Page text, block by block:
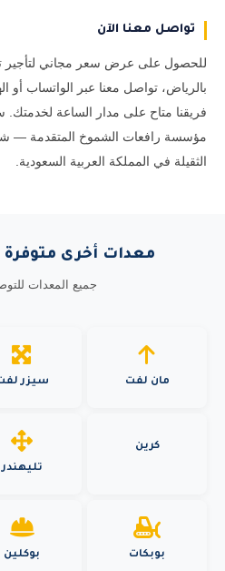
تواصل معنا الآن
للحصول على عرض سعر مجاني لتأجير
مؤسسة رافعات الشموخ المتقدمة —
الثقيلة في المملكة العربية السعودية.
معدات أخرى
جميع المعدات
مان لفت سيزر
كرين
تليهندر
بوبكات بوكلين